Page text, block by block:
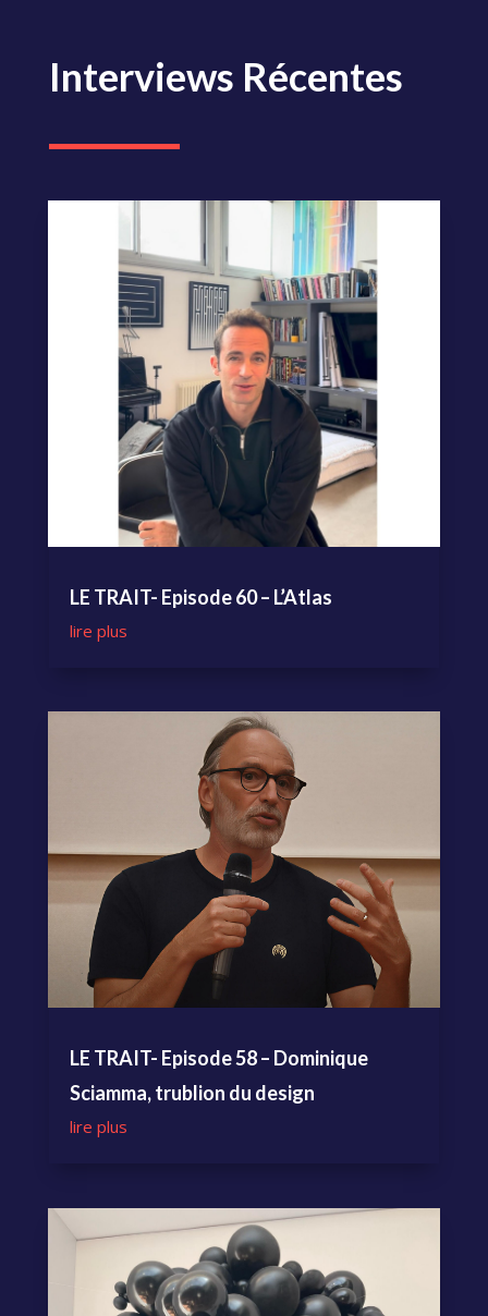
Interviews Récentes
LE TRAIT- Episode 60 – L’Atlas
lire plus
LE TRAIT- Episode 58 – Dominique
Sciamma, trublion du design
lire plus